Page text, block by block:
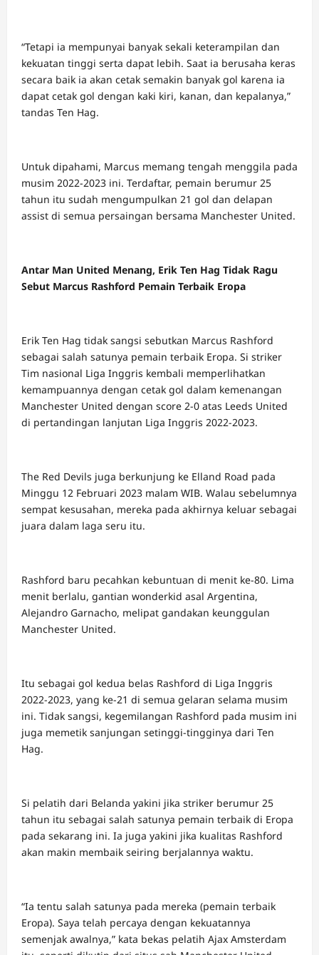
“Tetapi ia mempunyai banyak sekali keterampilan dan
kekuatan tinggi serta dapat lebih. Saat ia berusaha keras
secara baik ia akan cetak semakin banyak gol karena ia
dapat cetak gol dengan kaki kiri, kanan, dan kepalanya,”
tandas Ten Hag.
Untuk dipahami, Marcus memang tengah menggila pada
musim 2022-2023 ini. Terdaftar, pemain berumur 25
tahun itu sudah mengumpulkan 21 gol dan delapan
assist di semua persaingan bersama Manchester United.
Antar Man United Menang, Erik Ten Hag Tidak Ragu
Sebut Marcus Rashford Pemain Terbaik Eropa
Erik Ten Hag tidak sangsi sebutkan Marcus Rashford
sebagai salah satunya pemain terbaik Eropa. Si striker
Tim nasional Liga Inggris kembali memperlihatkan
kemampuannya dengan cetak gol dalam kemenangan
Manchester United dengan score 2-0 atas Leeds United
di pertandingan lanjutan Liga Inggris 2022-2023.
The Red Devils juga berkunjung ke Elland Road pada
Minggu 12 Februari 2023 malam WIB. Walau sebelumnya
sempat kesusahan, mereka pada akhirnya keluar sebagai
juara dalam laga seru itu.
Rashford baru pecahkan kebuntuan di menit ke-80. Lima
menit berlalu, gantian wonderkid asal Argentina,
Alejandro Garnacho, melipat gandakan keunggulan
Manchester United.
Itu sebagai gol kedua belas Rashford di Liga Inggris
2022-2023, yang ke-21 di semua gelaran selama musim
ini. Tidak sangsi, kegemilangan Rashford pada musim ini
juga memetik sanjungan setinggi-tingginya dari Ten
Hag.
Si pelatih dari Belanda yakini jika striker berumur 25
tahun itu sebagai salah satunya pemain terbaik di Eropa
pada sekarang ini. Ia juga yakini jika kualitas Rashford
akan makin membaik seiring berjalannya waktu.
“Ia tentu salah satunya pada mereka (pemain terbaik
Eropa). Saya telah percaya dengan kekuatannya
semenjak awalnya,” kata bekas pelatih Ajax Amsterdam